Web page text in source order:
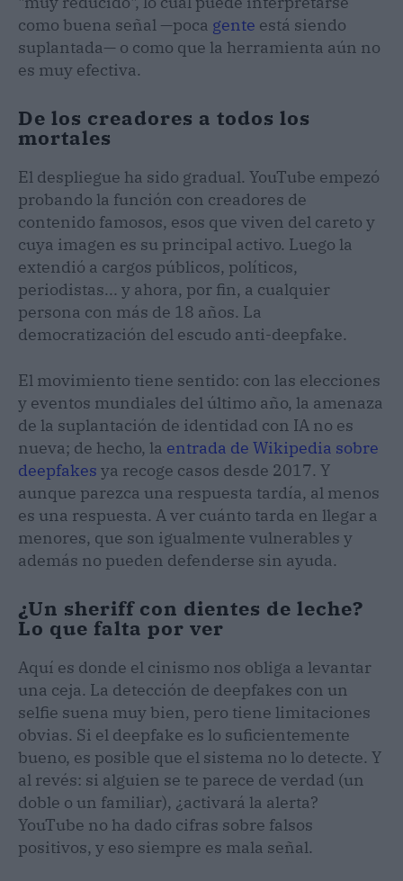
como buena señal —poca gente está siendo
suplantada— o como que la herramienta aún no
es muy efectiva.
De los creadores a todos los
mortales
El despliegue ha sido gradual. YouTube empezó
probando la función con creadores de
contenido famosos, esos que viven del careto y
cuya imagen es su principal activo. Luego la
extendió a cargos públicos, políticos,
periodistas... y ahora, por fin, a cualquier
persona con más de 18 años. La
democratización del escudo anti-deepfake.
El movimiento tiene sentido: con las elecciones
y eventos mundiales del último año, la amenaza
de la suplantación de identidad con IA no es
nueva; de hecho, la entrada de Wikipedia sobre
deepfakes ya recoge casos desde 2017. Y
aunque parezca una respuesta tardía, al menos
es una respuesta. A ver cuánto tarda en llegar a
menores, que son igualmente vulnerables y
además no pueden defenderse sin ayuda.
¿Un sheriff con dientes de leche?
Lo que falta por ver
Aquí es donde el cinismo nos obliga a levantar
una ceja. La detección de deepfakes con un
selfie suena muy bien, pero tiene limitaciones
obvias. Si el deepfake es lo suficientemente
bueno, es posible que el sistema no lo detecte. Y
al revés: si alguien se te parece de verdad (un
doble o un familiar), ¿activará la alerta?
YouTube no ha dado cifras sobre falsos
positivos, y eso siempre es mala señal.